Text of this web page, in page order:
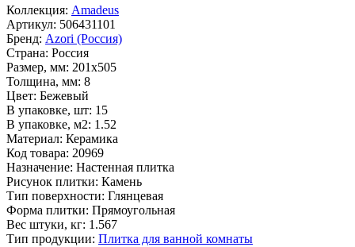
Коллекция: Amadeus
Артикул: 506431101
Бренд: Azori (Россия)
Страна: Россия
Размер, мм: 201x505
Толщина, мм: 8
Цвет: Бежевый
В упаковке, шт: 15
В упаковке, м2: 1.52
Материал: Керамика
Код товара: 20969
Назначение: Настенная плитка
Рисунок плитки: Камень
Тип поверхности: Глянцевая
Форма плитки: Прямоугольная
Вес штуки, кг: 1.567
Тип продукции: Плитка для ванной комнаты